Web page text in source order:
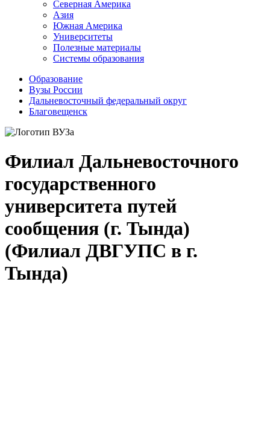
Северная Америка
Азия
Южная Америка
Университеты
Полезные материалы
Системы образования
Образование
Вузы России
Дальневосточный федеральный округ
Благовещенск
Филиал Дальневосточного
государственного
университета путей
сообщения (г. Тында)
(Филиал ДВГУПС в г.
Тында)